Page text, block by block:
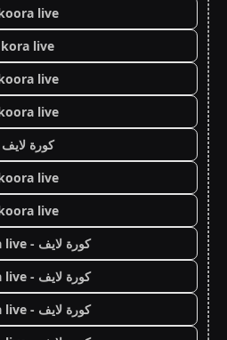
live
kora live
live
live
كورة لايف
live
live
كورة لايف - koora live
كورة لايف - koora live
كورة لايف - koora live